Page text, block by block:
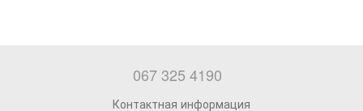
067 325 4190
Контактная информация